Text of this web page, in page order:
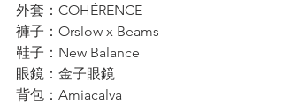
外套：COHÉRENCE
褲子：Orslow x Beams
鞋子：New Balance
眼鏡：金子眼鏡
背包：Amiacalva